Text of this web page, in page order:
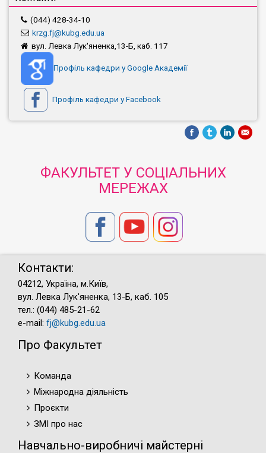
(044) 428-34-10
krzg.fj@kubg.edu.ua
вул. Левка Лук'яненка,13-Б, каб. 117
Профіль кафедри у Google Академії
Профіль кафедри у Facebook
ФАКУЛЬТЕТ У СОЦІАЛЬНИХ
МЕРЕЖАХ
Контакти:
04212, Україна, м.Київ,
вул. Левка Лук'яненка, 13-Б, каб. 105
тел.: (044) 485-21-62
e-mail: fj@kubg.edu.ua
Про Факультет
Команда
Міжнародна діяльність
Проєкти
ЗМІ про нас
Навчально-виробничі майстерні